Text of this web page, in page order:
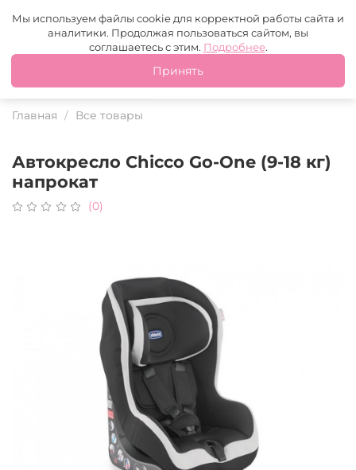
Москва +7 (499) 110-97-95 MAX Tg
Это ваш город?
Главная Все товары
Автокресло Chicco Go-One (9-18 кг)
напрокат
(0)
Мы используем файлы cookie для корректной работы сайта и
аналитики. Продолжая пользоваться сайтом, вы
соглашаетесь с этим. Подробнее.
Принять